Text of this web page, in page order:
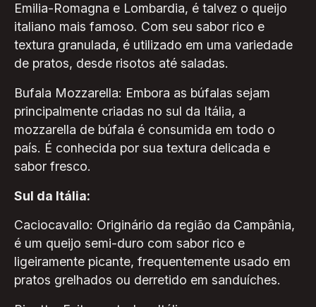
Emilia-Romagna e Lombardia, é talvez o queijo
italiano mais famoso. Com seu sabor rico e
textura granulada, é utilizado em uma variedade
de pratos, desde risotos até saladas.
Bufala Mozzarella: Embora as búfalas sejam
principalmente criadas no sul da Itália, a
mozzarella de búfala é consumida em todo o
país. É conhecida por sua textura delicada e
sabor fresco.
Sul da Itália:
Caciocavallo: Originário da região da Campânia,
é um queijo semi-duro com sabor rico e
ligeiramente picante, frequentemente usado em
pratos grelhados ou derretido em sanduíches.